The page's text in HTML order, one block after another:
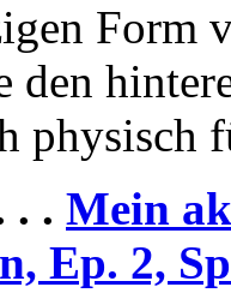
Form
den
physisch
. . Mein
Ep. 2,